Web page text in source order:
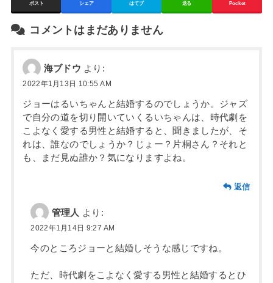
ポスト シェア はてブ 送る Pocket
コメントはまだありません
海ブドウ より:
2022年1月13日 10:55 AM
ジョーはるいちゃんと結婚するのでしょうか。ジャズ
で自分の道を切り開いていくるいちゃんは、時代劇を
こよなく愛する男性と結婚すると、聞きましたが、そ
れは、誰なのでしょうか？じょー？片桐さん？それと
も、まだ見ぬ誰か？気になりますよね。
返信
管理人 より:
2022年1月14日 9:27 AM
今のところジョーと結婚しそうな感じですね。
ただ、時代劇をこよなく愛する男性と結婚するとひ